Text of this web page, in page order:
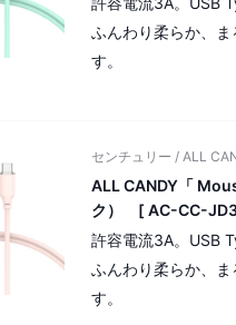
ふんわり柔らか、
す。
センチュリー / ALL
ALL CANDY「
ク） [ AC-CC-
許容電流3A。USB
ふんわり柔らか、
す。